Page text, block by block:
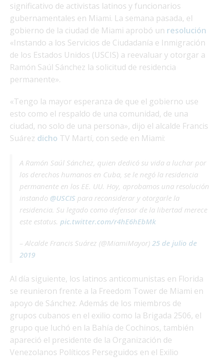
significativo de activistas latinos y funcionarios
gubernamentales en Miami. La semana pasada, el
gobierno de la ciudad de Miami aprobó un resolución
«Instando a los Servicios de Ciudadanía e Inmigración
de los Estados Unidos (USCIS) a reevaluar y otorgar a
Ramón Saúl Sánchez la solicitud de residencia
permanente».
«Tengo la mayor esperanza de que el gobierno use
esto como el respaldo de una comunidad, de una
ciudad, no solo de una persona», dijo el alcalde Francis
Suárez dicho TV Martí, con sede en Miami:
A Ramón Saúl Sánchez, quien dedicó su vida a luchar por
los derechos humanos en Cuba, se le negó la residencia
permanente en los EE. UU. Hoy, aprobamos una resolución
instando @USCIS para reconsiderar y otorgarle la
residencia. Su legado como defensor de la libertad merece
este estatus. pic.twitter.com/r4hE6hEbMk
– Alcalde Francis Suárez (@MiamiMayor) 25 de julio de
2019
Al día siguiente, los latinos anticomunistas en Florida
se reunieron frente a la Freedom Tower de Miami en
apoyo de Sánchez. Además de los miembros de
grupos cubanos en el exilio como la Brigada 2506, el
grupo que luchó en la Bahía de Cochinos, también
apareció el presidente de la Organización de
Venezolanos Políticos Perseguidos en el Exilio